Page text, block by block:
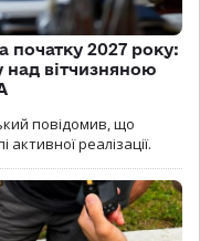
початку 2027 року:
над вітчизняною
повідомив, що
реалізації.